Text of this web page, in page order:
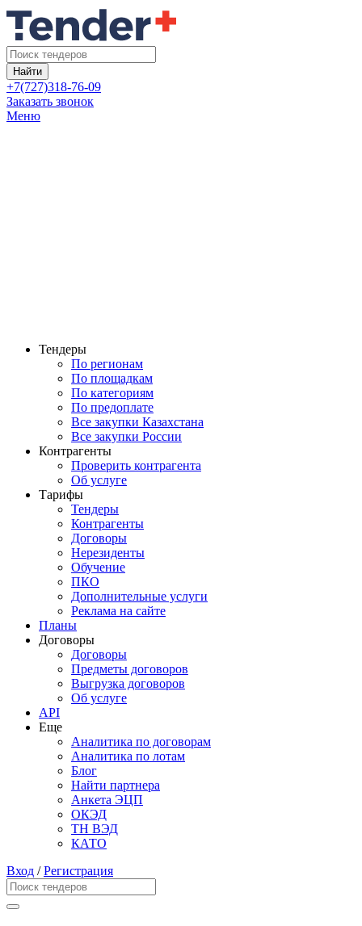
Найти
+7(727)318-76-09
Заказать звонок
Меню
Тендеры
По регионам
По площадкам
По категориям
По предоплате
Все закупки Казахстана
Все закупки России
Контрагенты
Проверить контрагента
Об услуге
Тарифы
Тендеры
Контрагенты
Договоры
Нерезиденты
Обучение
ПКО
Дополнительные услуги
Реклама на сайте
Планы
Договоры
Договоры
Предметы договоров
Выгрузка договоров
Об услуге
API
Еще
Аналитика по договорам
Аналитика по лотам
Блог
Найти партнера
Анкета ЭЦП
ОКЭД
ТН ВЭД
КАТО
Вход /Регистрация